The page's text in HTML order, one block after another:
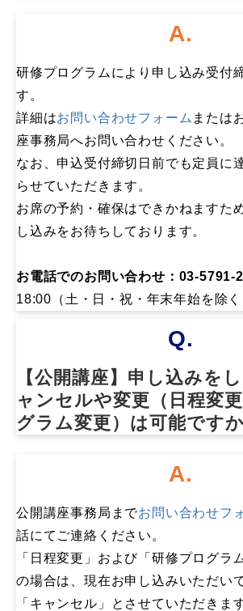
A.
研修プログラムにより申し込み受付
す。
詳細はお問い合わせフォーム または
座事務局へお問い合わせください。
なお、申込受付締切日前でも定員に
らせていただきます。
お席の予約・確保はできかねますた
し込みをお待ちしております。
お電話でのお問い合わせ：03-
18:00（土・日・祝・年末年始を除く
Q.
【公開講座】申し込みを
ャンセルや変更（日程変
グラム変更）は可能です
A.
公開講座事務局までお問い合わせフ
話にてご連絡ください。
「日程変更」および「研修プログラ
の場合は、現在お申し込みいただい
「キャンセル」とさせていただきます